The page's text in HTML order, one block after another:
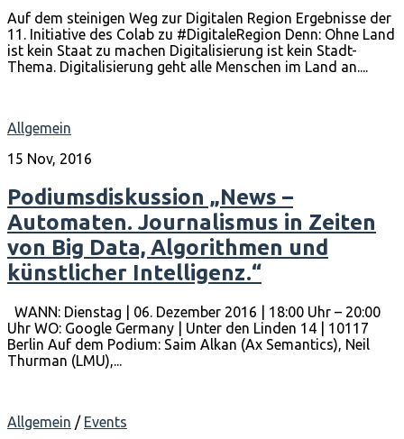
Auf dem steinigen Weg zur Digitalen Region Ergebnisse der
11. Initiative des Colab zu #DigitaleRegion Denn: Ohne Land
ist kein Staat zu machen Digitalisierung ist kein Stadt-
Thema. Digitalisierung geht alle Menschen im Land an....
Allgemein
15 Nov, 2016
Podiumsdiskussion „News –
Automaten. Journalismus in Zeiten
von Big Data, Algorithmen und
künstlicher Intelligenz.“
WANN: Dienstag | 06. Dezember 2016 | 18:00 Uhr – 20:00
Uhr WO: Google Germany | Unter den Linden 14 | 10117
Berlin Auf dem Podium: Saim Alkan (Ax Semantics), Neil
Thurman (LMU),...
Allgemein / Events